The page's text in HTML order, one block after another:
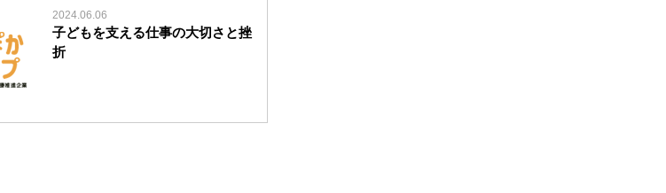
2024.06.06
子どもを支える仕事の大切さと挫
折